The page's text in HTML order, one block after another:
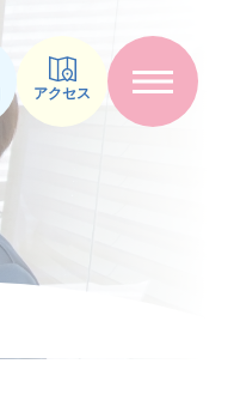
アクセス